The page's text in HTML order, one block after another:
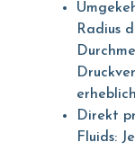
Radius
Direkt
Fluids: